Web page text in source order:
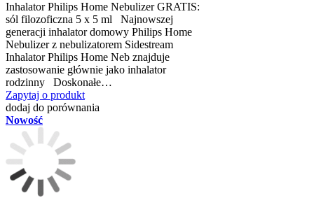
Inhalator Philips Home Nebulizer GRATIS:
sól filozoficzna 5 x 5 ml Najnowszej
generacji inhalator domowy Philips Home
Nebulizer z nebulizatorem Sidestream
Inhalator Philips Home Neb znajduje
zastosowanie głównie jako inhalator
rodzinny Doskonałe…
Zapytaj o produkt
dodaj do porównania
Nowość